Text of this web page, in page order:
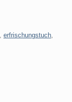
erfrischungstuch